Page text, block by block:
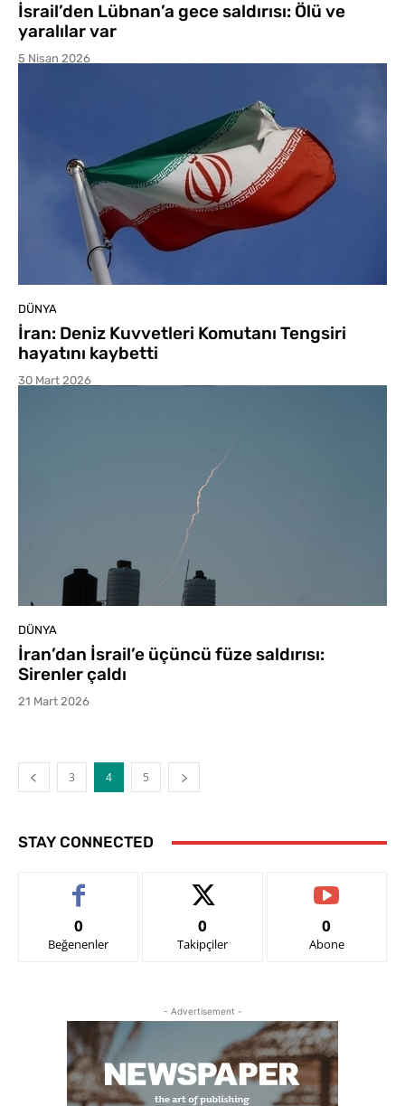
İsrail’den Lübnan’a gece saldırısı: Ölü ve
yaralılar var
5 Nisan 2026
DÜNYA
İran: Deniz Kuvvetleri Komutanı Tengsiri
hayatını kaybetti
30 Mart 2026
DÜNYA
İran’dan İsrail’e üçüncü füze saldırısı:
Sirenler çaldı
21 Mart 2026
3 4 5
STAY CONNECTED
0
Beğenenler
0
Takipçiler
0
Abone
- Advertisement -